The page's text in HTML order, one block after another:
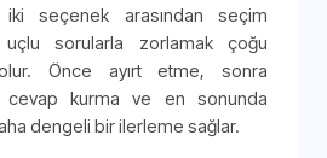
seçenek arasından seçim
uçlu sorularla zorlamak çoğu
Önce ayırt etme, sonra
cevap kurma ve en sonunda
dengeli bir ilerleme sağlar.